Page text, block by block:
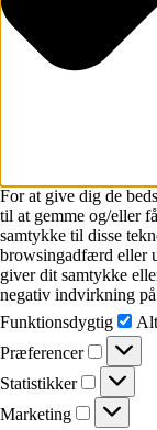
For at give dig de
til at gemme og/eller
samtykke til disse
browsingadfærd eller
giver dit samtykke
negativ indvirkning
Funktionsdygtig
Præferencer
Statistikker
Marketing Marketing